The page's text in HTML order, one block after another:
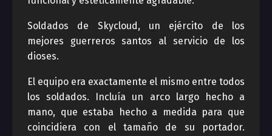
Soldados de Skycloud, un ejército de los
mejores guerreros santos al servicio de los
dioses.
El equipo era exactamente el mismo entre todos
los soldados. Incluía un arco largo hecho a
mano, que estaba hecho a medida para que
coincidiera con el tamaño de su portador.